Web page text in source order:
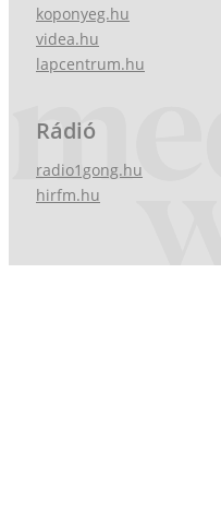
koponyeg.hu
videa.hu
lapcentrum.hu
Rádió
radio1gong.hu
hirfm.hu